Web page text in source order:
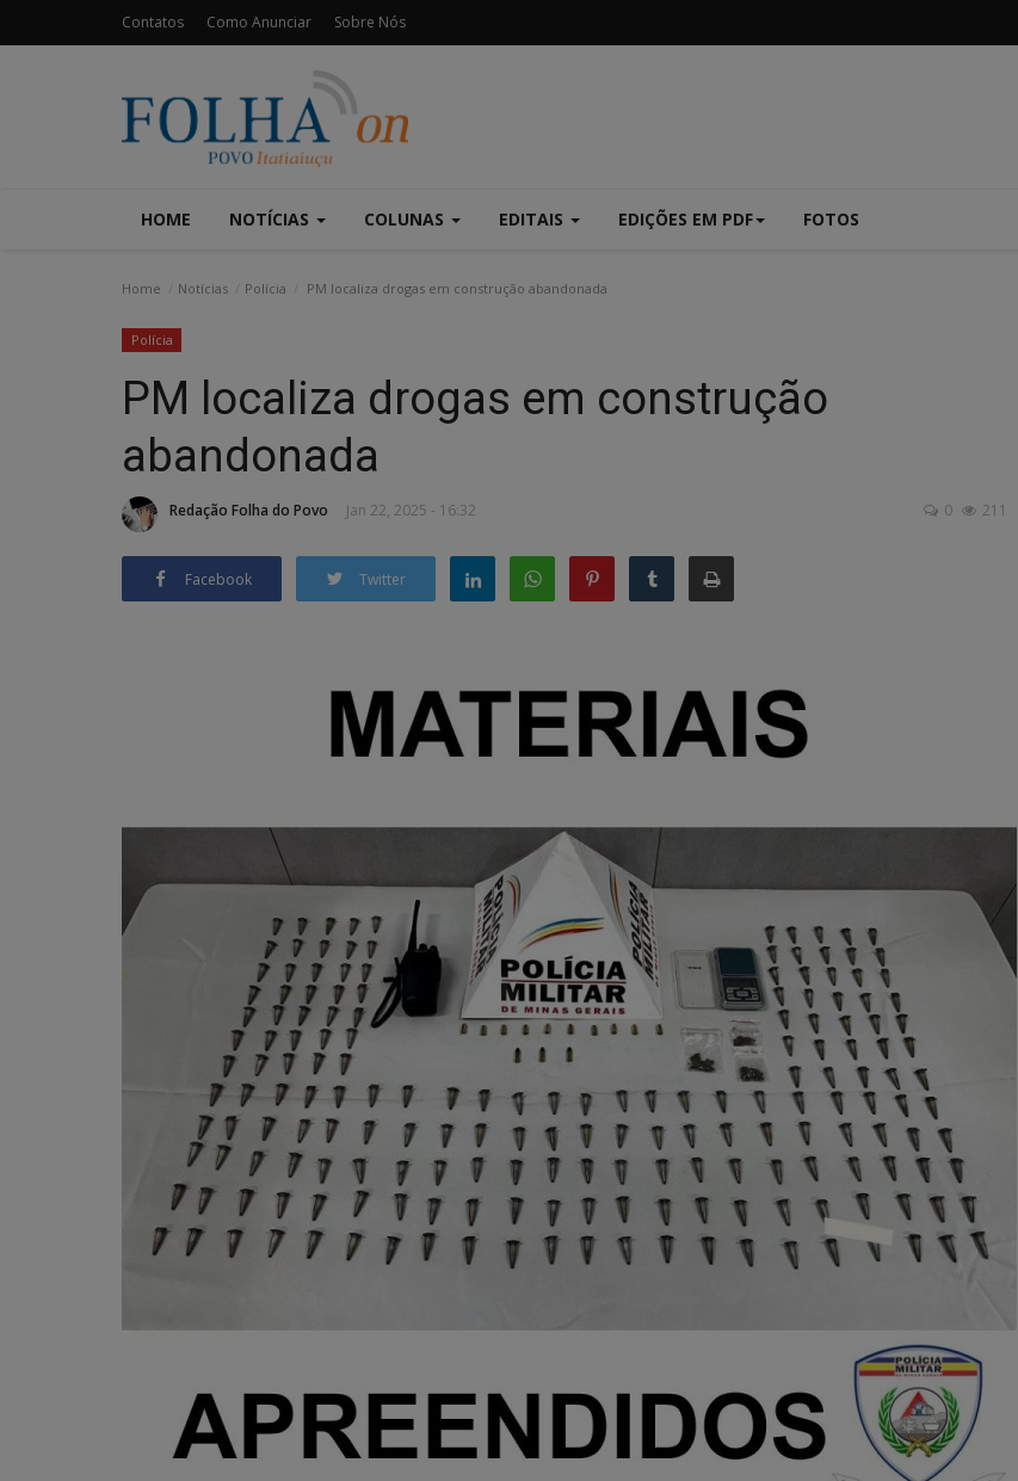
Contatos Como Anunciar Sobre Nós
HOME NOTÍCIAS COLUNAS EDITAIS EDIÇÕES EM PDF FOTOS
Home Notícias Polícia PM localiza drogas em construção abandonada
Polícia
PM localiza drogas em construção
abandonada
Redação Folha do Povo Jan 22, 2025 - 16:32 0 211
Facebook Twitter